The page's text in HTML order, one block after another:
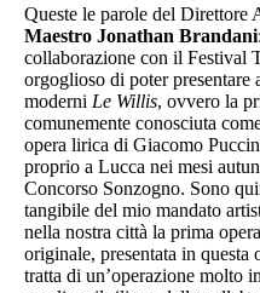
Queste le parole del Direttore
Maestro Jonathan Brandani
collaborazione con il Festival
orgoglioso di poter
moderni Le Willis, ovvero la
comunemente conosciuta
opera lirica di Giacomo
proprio a Lucca nei mesi
Concorso Sonzogno. Sono
tangibile del mio mandato
nella nostra città la prima
originale, presentata in questa
tratta di un’operazione molto